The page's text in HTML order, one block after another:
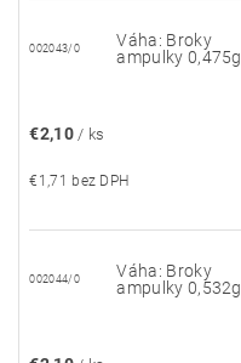
002043/0
Váha: Broky
ampulky 0,475g
€2,10 / ks
€1,71 bez DPH
002044/0
Váha: Broky
ampulky 0,532g